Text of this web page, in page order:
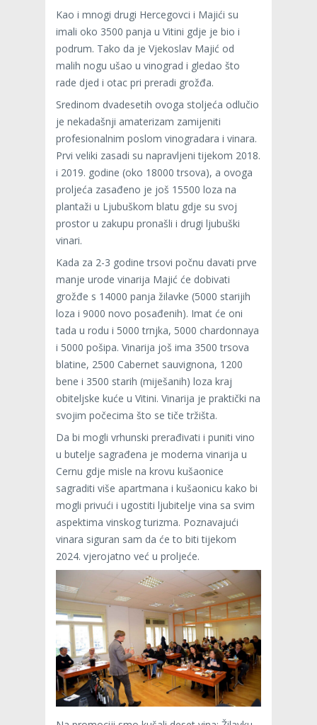
Kao i mnogi drugi Hercegovci i Majići su
imali oko 3500 panja u Vitini gdje je bio i
podrum. Tako da je Vjekoslav Majić od
malih nogu ušao u vinograd i gledao što
rade djed i otac pri preradi grožđa.
Sredinom dvadesetih ovoga stoljeća odlučio
je nekadašnji amaterizam zamijeniti
profesionalnim poslom vinogradara i vinara.
Prvi veliki zasadi su napravljeni tijekom 2018.
i 2019. godine (oko 18000 trsova), a ovoga
proljeća zasađeno je još 15500 loza na
plantaži u Ljubuškom blatu gdje su svoj
prostor u zakupu pronašli i drugi ljubuški
vinari.
Kada za 2-3 godine trsovi počnu davati prve
manje urode vinarija Majić će dobivati
grožđe s 14000 panja žilavke (5000 starijih
loza i 9000 novo posađenih). Imat će oni
tada u rodu i 5000 trnjka, 5000 chardonnaya
i 5000 pošipa. Vinarija još ima 3500 trsova
blatine, 2500 Cabernet sauvignona, 1200
bene i 3500 starih (miješanih) loza kraj
obiteljske kuće u Vitini. Vinarija je praktički na
svojim počecima što se tiče tržišta.
Da bi mogli vrhunski prerađivati i puniti vino
u butelje sagrađena je moderna vinarija u
Cernu gdje misle na krovu kušaonice
sagraditi više apartmana i kušaonicu kako bi
mogli privući i ugostiti ljubitelje vina sa svim
aspektima vinskog turizma. Poznavajući
vinara siguran sam da će to biti tijekom
2024. vjerojatno već u proljeće.